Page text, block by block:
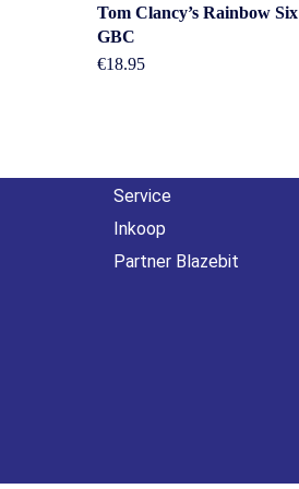
Tom Clancy’s Rainbow Six
GBC
€18.95
Overig
Service
Inkoop
Partner Blazebit